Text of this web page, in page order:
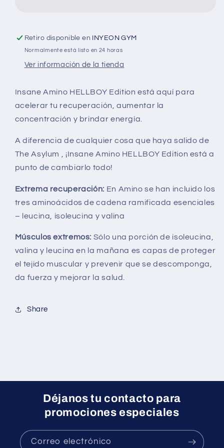
Retiro disponible en INYEON GYM
Normalmente está listo en 24 horas
Ver información de la tienda
Insane Amino HELLBOY Edition está aquí para
acelerar tu recuperación, aumentar la
concentración y brindar energía.
A diferencia de cualquier cosa que haya salido de
The Asylum , ¡Insane Amino HELLBOY Edition está a
punto de cambiarlo todo!
Extrema recuperación: En Amino se han incluido los
tres aminoácidos de cadena ramificada esenciales
– leucina, isoleucina y valina
Músculos extremos: Sólo una porción de isoleucina,
valina y leucina en la mañana es capas de proteger
el tejido muscular y prevenir que se descomponga,
da fuerza y mejorar la salud.
Share
Déjanos tu contacto para
promociones especiales
Correo electrónico